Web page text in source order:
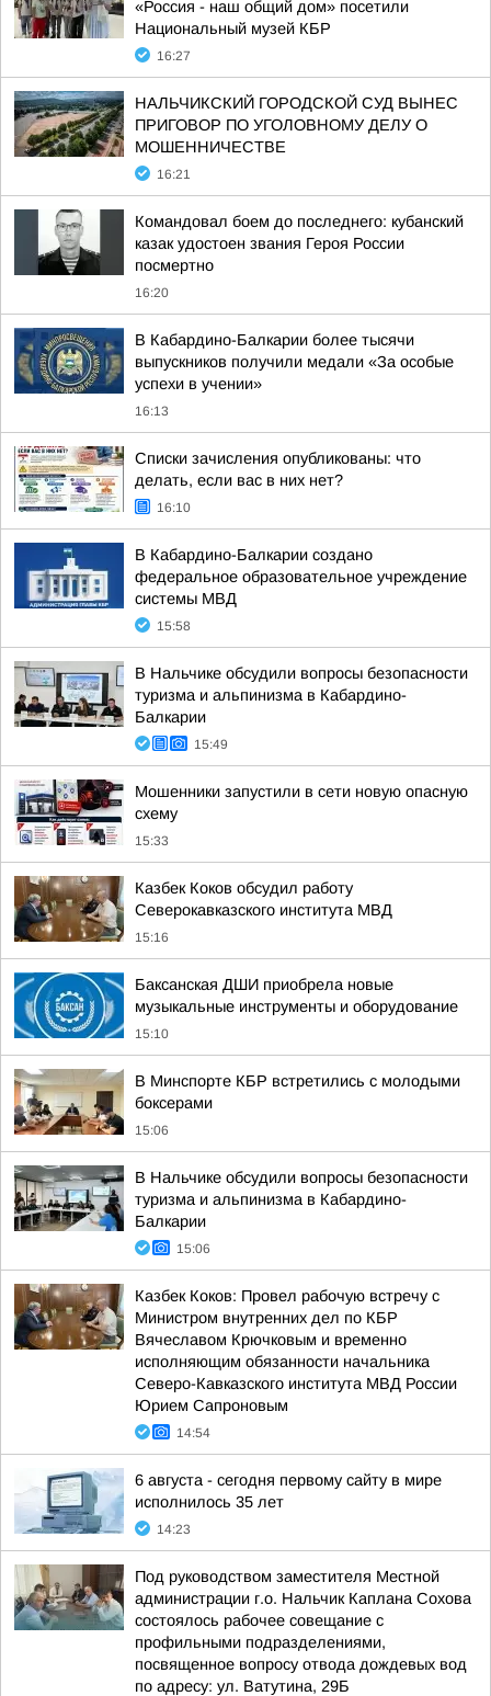
«Россия - наш общий дом» посетили
Национальный музей КБР
16:27
НАЛЬЧИКСКИЙ ГОРОДСКОЙ СУД ВЫНЕС
ПРИГОВОР ПО УГОЛОВНОМУ ДЕЛУ О
МОШЕННИЧЕСТВЕ
16:21
Командовал боем до последнего: кубанский
казак удостоен звания Героя России
посмертно
16:20
В Кабардино-Балкарии более тысячи
выпускников получили медали «За особые
успехи в учении»
16:13
Списки зачисления опубликованы: что
делать, если вас в них нет?
16:10
В Кабардино-Балкарии создано
федеральное образовательное учреждение
системы МВД
15:58
В Нальчике обсудили вопросы безопасности
туризма и альпинизма в Кабардино-
Балкарии
15:49
Мошенники запустили в сети новую опасную
схему
15:33
Казбек Коков обсудил работу
Северокавказского института МВД
15:16
Баксанская ДШИ приобрела новые
музыкальные инструменты и оборудование
15:10
В Минспорте КБР встретились с молодыми
боксерами
15:06
В Нальчике обсудили вопросы безопасности
туризма и альпинизма в Кабардино-
Балкарии
15:06
Казбек Коков: Провел рабочую встречу с
Министром внутренних дел по КБР
Вячеславом Крючковым и временно
исполняющим обязанности начальника
Северо-Кавказского института МВД России
Юрием Сапроновым
14:54
6 августа - сегодня первому сайту в мире
исполнилось 35 лет
14:23
Под руководством заместителя Местной
администрации г.о. Нальчик Каплана Сохова
состоялось рабочее совещание с
профильными подразделениями,
посвященное вопросу отвода дождевых вод
по адресу: ул. Ватутина, 29Б